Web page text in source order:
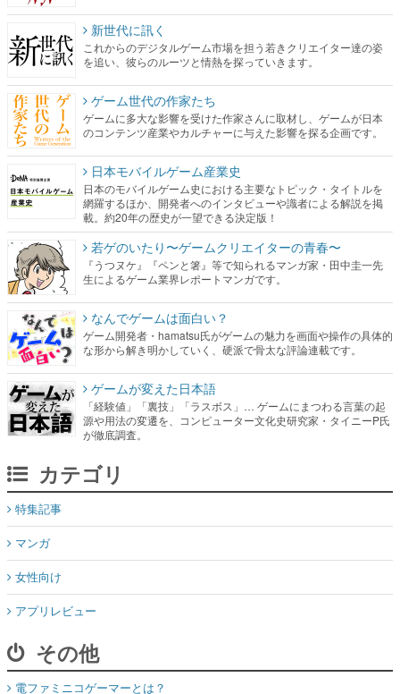
新世代に訊く
これからのデジタルゲーム市場を担う若きクリエイター達の姿
を追い、彼らのルーツと情熱を探っていきます。
ゲーム世代の作家たち
ゲームに多大な影響を受けた作家さんに取材し、ゲームが日本
のコンテンツ産業やカルチャーに与えた影響を探る企画です。
日本モバイルゲーム産業史
日本のモバイルゲーム史における主要なトピック・タイトルを
網羅するほか、開発者へのインタビューや識者による解説を掲
載。約20年の歴史が一望できる決定版！
若ゲのいたり〜ゲームクリエイターの青春〜
『うつヌケ』『ペンと箸』等で知られるマンガ家・田中圭一先
生によるゲーム業界レポートマンガです。
なんでゲームは面白い？
ゲーム開発者・hamatsu氏がゲームの魅力を画面や操作の具体的
な形から解き明かしていく、硬派で骨太な評論連載です。
ゲームが変えた日本語
「経験値」「裏技」「ラスボス」… ゲームにまつわる言葉の起
源や用法の変遷を、コンピューター文化史研究家・タイニーP氏
が徹底調査。
カテゴリ
特集記事
マンガ
女性向け
アプリレビュー
その他
電ファミニコゲーマーとは？